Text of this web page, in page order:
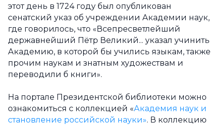
этот день в 1724 году был опубликован
сенатский указ об учреждении Академии наук,
где говорилось, что «Всепресветлейший
державнейший Пётр Великий... указал учинить
Академию, в которой бы учились языкам, также
прочим наукам и знатным художествам и
переводили б книги».
На портале Президентской библиотеки можно
ознакомиться с коллекцией «Академия наук и
становление российской науки». В коллекцию